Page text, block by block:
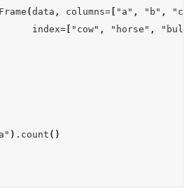
(data , columns= "a" , "b" ,
"c"
index= "cow" , "horse" ,
) . count ()